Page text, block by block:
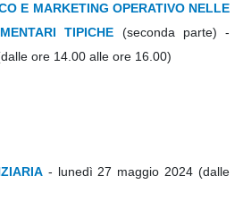
E MARKETING OPERATIVO NELLE
TIPICHE (seconda parte) -
ore 14.00 alle ore 16.00)
- lunedì 27 maggio 2024 (dalle